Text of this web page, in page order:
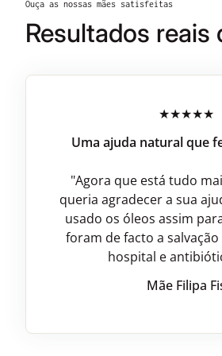
Ouça as nossas mães satisfeitas
Resultados
Uma ajuda natural que
"Agora que está tudo
queria agradecer a sua
usado os óleos assim
foram de facto a
hospital e
Mãe Filipa